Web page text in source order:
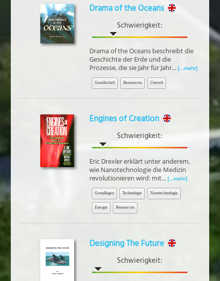
Drama of the Oceans
Schwierigkeit:
Drama of the Oceans beschreibt die
Geschichte der Erde und die
Prozesse, die sie Jahr für Jahr... [...mehr]
Gesellschaft Ressourcen Umwelt
Engines of Creation
Schwierigkeit:
Eric Drexler erklärt unter anderem,
wie Nanotechnologie die Medizin
revolutionieren wird: mit... [...mehr]
Grundlagen Technologie Nanotechnologie
Energie Ressourcen
Designing The Future
Schwierigkeit: